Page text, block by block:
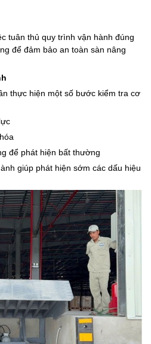
tuân thủ quy trình vận hành đúng
để đảm bảo an toàn sàn nâng
thực hiện một số bước kiểm tra cơ
để phát hiện bất thường
giúp phát hiện sớm các dấu hiệu